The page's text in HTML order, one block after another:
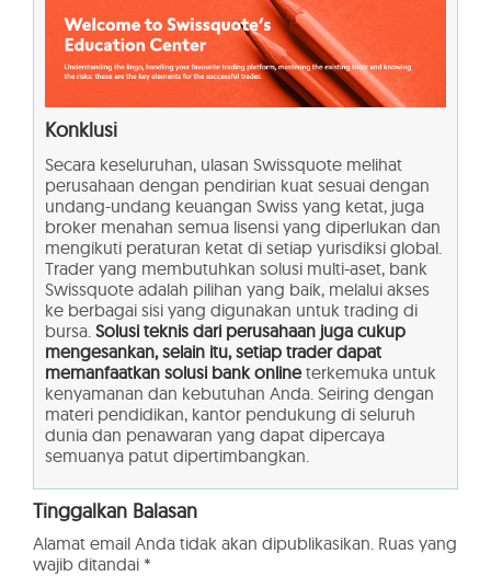
Konklusi
Secara keseluruhan, ulasan Swissquote melihat
perusahaan dengan pendirian kuat sesuai dengan
undang-undang keuangan Swiss yang ketat, juga
broker menahan semua lisensi yang diperlukan dan
mengikuti peraturan ketat di setiap yurisdiksi global.
Trader yang membutuhkan solusi multi-aset, bank
Swissquote adalah pilihan yang baik, melalui akses
ke berbagai sisi yang digunakan untuk trading di
bursa. Solusi teknis dari perusahaan juga cukup
mengesankan, selain itu, setiap trader dapat
memanfaatkan solusi bank onlineterkemuka untuk
kenyamanan dan kebutuhan Anda. Seiring dengan
materi pendidikan, kantor pendukung di seluruh
dunia dan penawaran yang dapat dipercaya
semuanya patut dipertimbangkan.
Tinggalkan Balasan
Alamat email Anda tidak akan dipublikasikan. Ruas yang
wajib ditandai *